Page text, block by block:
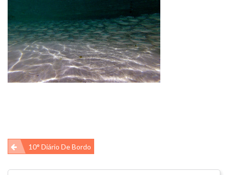
Navegação
de
10° Diário De Bordo